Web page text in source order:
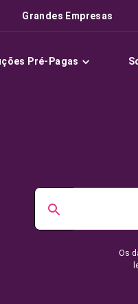
Grandes Empresas
Pré-Pagas
Os